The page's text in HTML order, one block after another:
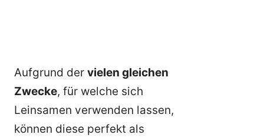
Aufgrund der vielen gleichen
Zwecke, für welche sich
Leinsamen verwenden lassen,
können diese perfekt als